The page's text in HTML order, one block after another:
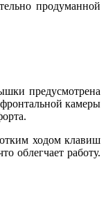
продуманной
предусмотрена
камеры
ходом клавиш
облегчает работу.